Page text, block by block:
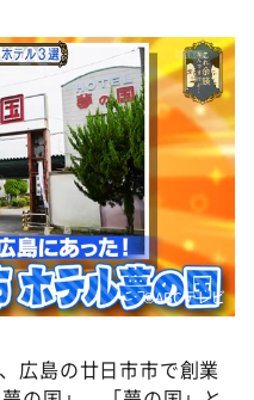
©️ABCテレビ
広島の廿日市市で創業